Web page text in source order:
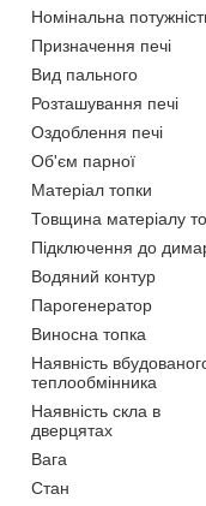
Номінальна
Призначення печі
Вид пального
Розташування печі
Оздоблення печі
Об'єм парної
Матеріал топки
Товщина матеріалу
Підключення до
Водяний контур
Парогенератор
Виносна топка
Наявність
теплообмінника
Наявність скла в
дверцятах
Вага
Стан